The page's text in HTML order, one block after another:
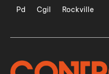
Pd
Cgil Rockville